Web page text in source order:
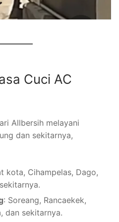
Cuci AC
Allbersih melayani
dan sekitarnya,
kota, Cihampelas, Dago,
: Soreang, Rancaekek,
dan sekitarnya.